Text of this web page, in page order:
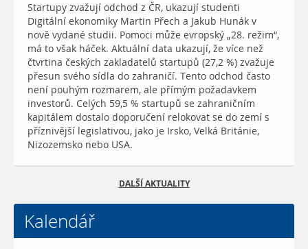
Startupy zvažují odchod z ČR, ukazují studenti
Digitální ekonomiky Martin Přech a Jakub Hunák v
nově vydané studii. Pomoci může evropský „28. režim“,
má to však háček. Aktuální data ukazují, že více než
čtvrtina českých zakladatelů startupů (27,2 %) zvažuje
přesun svého sídla do zahraničí. Tento odchod často
není pouhým rozmarem, ale přímým požadavkem
investorů. Celých 59,5 % startupů se zahraničním
kapitálem dostalo doporučení relokovat se do zemí s
příznivější legislativou, jako je Irsko, Velká Británie,
Nizozemsko nebo USA.
DALŠÍ AKTUALITY
Kalendář